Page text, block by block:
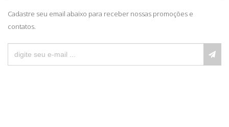
Cadastre seu email abaixo para receber nossas promoções e
contatos.